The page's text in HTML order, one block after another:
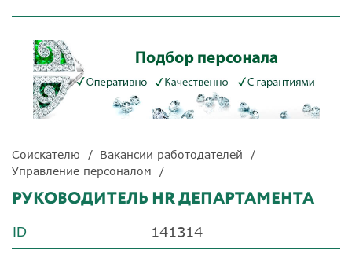
Соискателю
Вакансии работодателей
Управление персоналом
РУКОВОДИТЕЛЬ HR ДЕПАРТАМЕНТА
ID 141314